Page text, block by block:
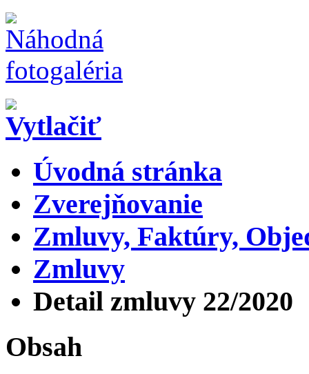
Úvodná stránka
Zverejňovanie
Zmluvy, Faktúry,
Zmluvy
Detail zmluvy 22/2020
Obsah